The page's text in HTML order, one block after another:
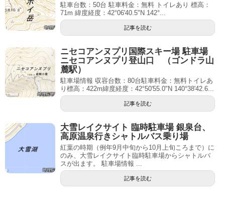
駐車台数：50台 駐車料金：無料 トイレあり 標高：
71m 緯度経度：42°06'40.5"N 142°...
記事を読む
ニセコアンヌプリ国際スキー場 駐車場
ニセコアンヌプリ登山口 （ゴンドラ山
麓駅）
駐車場情報 収容台数：80台駐車料金：無料トイレあ
り標高：422m緯度経度：42°50'55.0"N 140°38'42.6...
記事を読む
大雪レイクサイト 臨時駐車場 銀泉台、
高原温泉行きシャトルバス乗り場
紅葉の時期（例年9月中旬から10月上旬ころまで）に
のみ、大雪レイクサイト臨時駐車場からシャトルバ
スが出ます。 駐車場情報 ...
記事を読む